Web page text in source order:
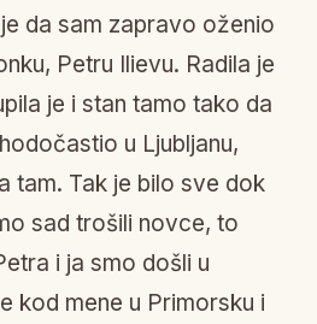
da sam zapravo oženio
Petru Ilievu. Radila je
je i stan tamo tako da
u Ljubljanu,
tam. Tak je bilo sve dok
sad trošili novce, to
i ja smo došli u
kod mene u Primorsku i